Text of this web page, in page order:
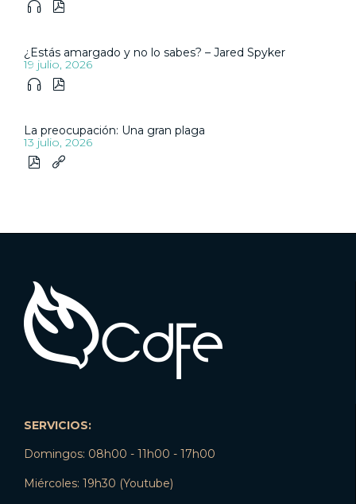
 
¿Estás amargado y no lo sabes? – Jared Spyker
19 julio, 2026
 
La preocupación: Una gran plaga
13 julio, 2026
 
SERVICIOS:
Domingos: 08h00 - 11h00 - 17h00
Miércoles: 19h30 (Youtube)